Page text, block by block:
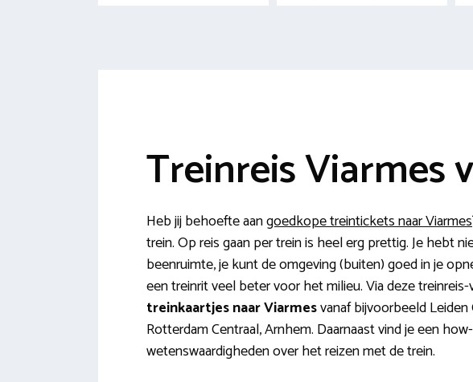
Treinreis Viarmes
Heb jij behoefte aangoedkope treintickets naar Viarmes
trein. Op reis gaan per trein is heel erg prettig. Je hebt
beenruimte, je kunt de omgeving (buiten) goed in je
een treinrit veel beter voor het milieu. Via deze
treinkaartjes naar Viarmesvanaf bijvoorbeeld
Rotterdam Centraal, Arnhem. Daarnaast vind je een
wetenswaardigheden over het reizen met de trein.